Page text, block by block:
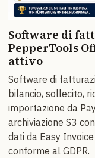
Software di
PepperTools
attivo
Software di
bilancio, sollecito,
importazione da
archiviazione S3
dati da Easy
conforme al GDPR.